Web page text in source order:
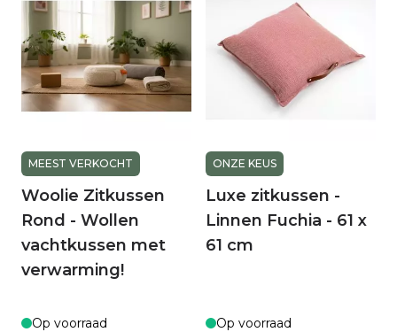
MEEST VERKOCHT
Woolie Zitkussen
Rond - Wollen
vachtkussen met
verwarming!
Op voorraad
ONZE KEUS
Luxe zitkussen -
Linnen Fuchia - 61 x
61 cm
Op voorraad